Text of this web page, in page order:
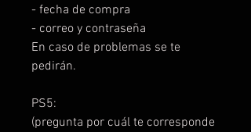
- fecha de compra
- correo y contraseña
En caso de problemas se te
pedirán.
PS5:
(pregunta por cuál te corresponde